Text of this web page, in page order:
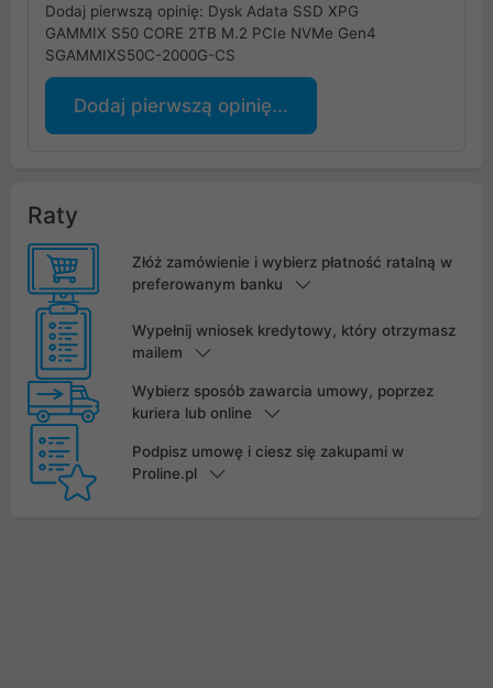
Dodaj pierwszą opinię: Dysk Adata SSD XPG
GAMMIX S50 CORE 2TB M.2 PCIe NVMe Gen4
SGAMMIXS50C-2000G-CS
Dodaj pierwszą opinię...
Raty
Złóż zamówienie i wybierz płatność ratalną w
preferowanym banku
Wypełnij wniosek kredytowy, który otrzymasz
mailem
Wybierz sposób zawarcia umowy, poprzez
kuriera lub online
Podpisz umowę i ciesz się zakupami w
Proline.pl